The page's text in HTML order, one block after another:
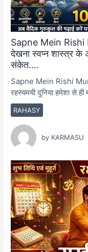
Sapne Mein Rishi
देखना स्वप्न शास्त्र
संकेत….
RAHASY
Sapne Mein Rishi
रहस्यमयी दुनिया हमेशा से
by KARMASU